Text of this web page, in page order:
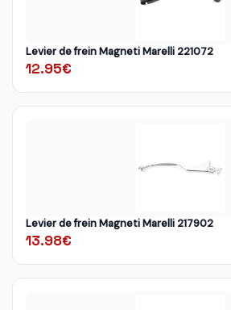
Levier de frein Magneti Marelli 221072
12.95€
Levier de frein Magneti Marelli 217902
13.98€